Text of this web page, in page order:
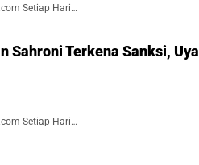
Setiap Hari…
Sahroni Terkena Sanksi, Uya
Setiap Hari…